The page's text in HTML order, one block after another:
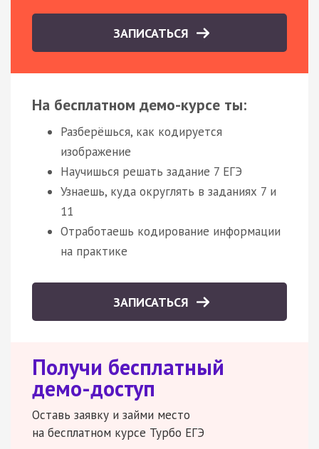
ЗАПИСАТЬСЯ
На бесплатном демо-курсе ты:
Разберёшься, как кодируется
изображение
Научишься решать задание 7 ЕГЭ
Узнаешь, куда округлять в заданиях 7 и
11
Отработаешь кодирование информации
на практике
ЗАПИСАТЬСЯ
Получи бесплатный
демо-доступ
Оставь заявку и займи место
на бесплатном курсе Турбо ЕГЭ